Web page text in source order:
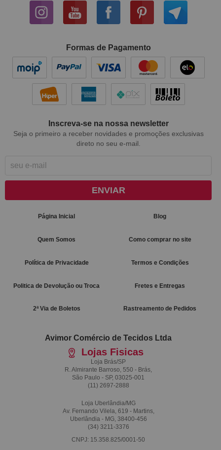
Formas de Pagamento
Inscreva-se na nossa newsletter
Seja o primeiro a receber novidades e promoções exclusivas
direto no seu e-mail.
ENVIAR
Página Inicial Blog
Quem Somos Como comprar no site
Política de Privacidade Termos e Condições
Politica de Devolução ou Troca Fretes e Entregas
2ª Via de Boletos Rastreamento de Pedidos
Avimor Comércio de Tecidos Ltda
Lojas Fisicas
Loja Brás/SP
R. Almirante Barroso, 550 - Brás,
São Paulo - SP, 03025-001
(11) 2697-2888
Loja Uberlândia/MG
Av. Fernando Vilela, 619 - Martins,
Uberlândia - MG, 38400-456
(34) 3211-3376
CNPJ: 15.358.825/0001-50